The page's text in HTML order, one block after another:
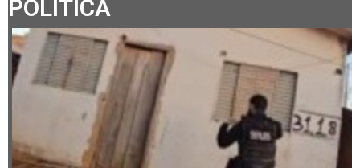
POLÍTICA